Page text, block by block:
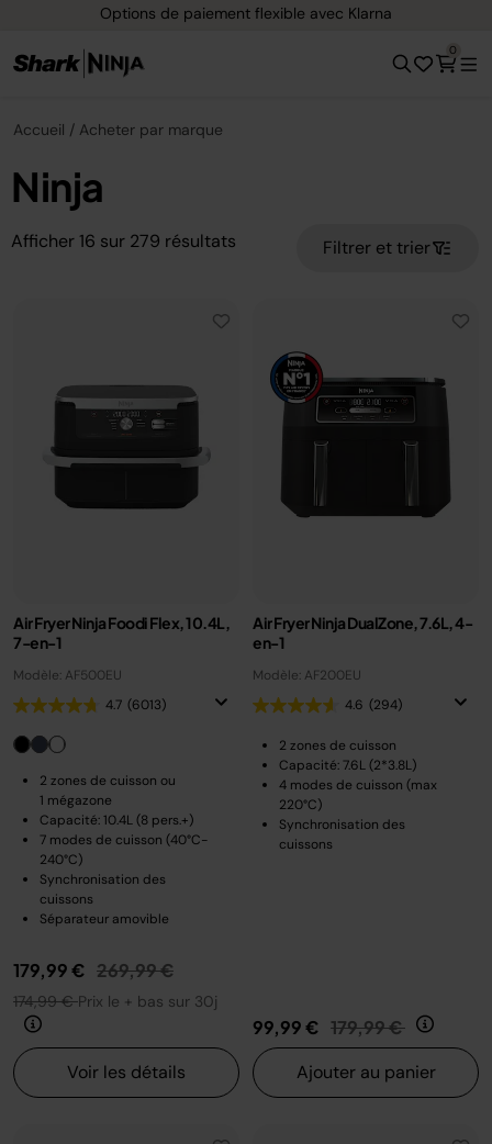
Options de paiement flexible avec Klarna
0
Accueil Acheter par marque
Ninja
Afficher 16 sur 279 résultats Filtrer et trier
Air Fryer Ninja Foodi Flex, 10.4L,
7-en-1
Modèle: AF500EU
4.7 (6013)
2 zones de cuisson ou
1 mégazone
Capacité: 10.4L (8 pers.+)
7 modes de cuisson (40°C-
240°C)
Synchronisation des
cuissons
Séparateur amovible
179,99 € Prix réduit de
269,99 €au
174,99 €Prix le + bas sur 30j
Voir les détails
Air Fryer Ninja DualZone, 7.6L, 4-
en-1
Modèle: AF200EU
4.6 (294)
2 zones de cuisson
Capacité: 7.6L (2*3.8L)
4 modes de cuisson (max
220°C)
Synchronisation des
cuissons
99,99 € Prix réduit de
179,99 € au
Ajouter au panier